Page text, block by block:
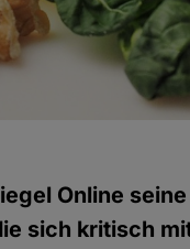
Online
sich kritisch